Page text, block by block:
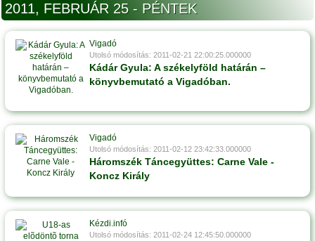
2011, FEBRUÁR 25 - PÉNTEK
Vigadó
Utolsó módosítás: 2011-02-21 22:00:25.000000
Kádár Gyula: A székelyföld határán –
könyvbemutató a Vigadóban.
Vigadó
Utolsó módosítás: 2011-02-12 23:42:33.000000
Háromszék Táncegyüttes: Carne Vale -
Koncz Király
Kézdi.infó
Utolsó módosítás: 2011-02-24 12:45:50.000000